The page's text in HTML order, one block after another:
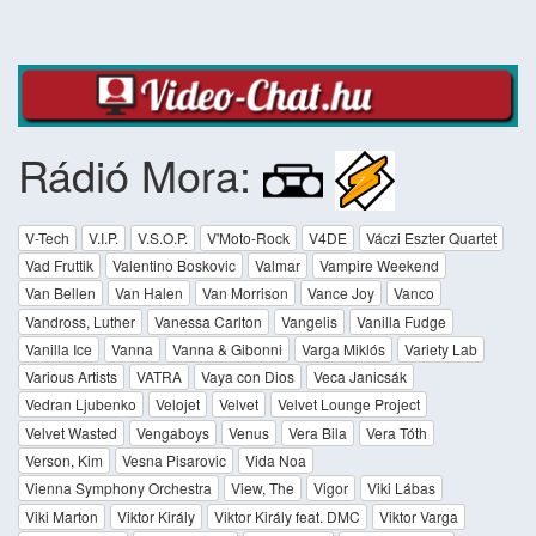
Rádió Mora:
V-Tech V.I.P. V.S.O.P. V'Moto-Rock V4DE
Váczi Eszter Quartet
Vad Fruttik
Valentino Boskovic Valmar
Vampire Weekend
Van Bellen
Van Halen Van Morrison Vance Joy
Vanco
Vandross, Luther
Vanessa Carlton Vangelis
Vanilla Fudge
Vanilla Ice
Vanna Vanna & Gibonni Varga Miklós
Variety Lab
Various Artists
VATRA Vaya con Dios
Veca Janicsák
Vedran Ljubenko
Velojet Velvet
Velvet Lounge Project
Velvet Wasted
Vengaboys Venus Vera Bila
Vera Tóth
Verson, Kim
Vesna Pisarovic
Vida Noa
Vienna Symphony Orchestra
View, The Vigor
Viki Lábas
Viki Marton
Viktor Király Viktor Király feat. DMC
Viktor Varga